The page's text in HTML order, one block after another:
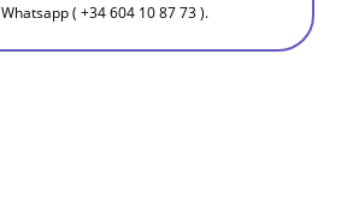
( +34 604 10 87 73 ).